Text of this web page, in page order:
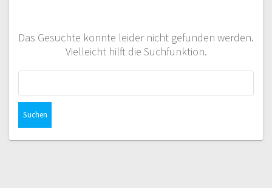
Das Gesuchte konnte leider nicht gefunden werden.
Vielleicht hilft die Suchfunktion.